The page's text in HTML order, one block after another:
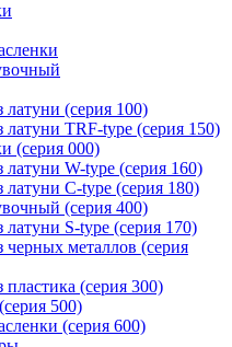
(серия 100)
латуни TRF-type (серия 150)
(серия 000)
W-type (серия 160)
латуни С-type (серия 180)
(серия 400)
S-type (серия 170)
черных металлов (серия
(серия 300)
500)
(серия 600)